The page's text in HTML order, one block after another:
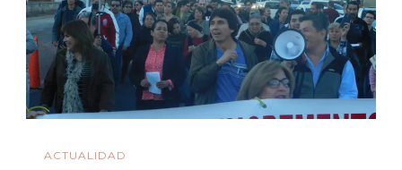
ACTUALIDAD